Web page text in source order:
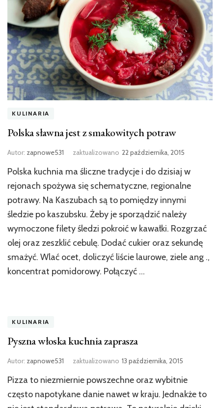
KULINARIA
Polska sławna jest z smakowitych potraw
Autor: zapnowe531 zaktualizowano 22 października, 2015
Polska kuchnia ma śliczne tradycje i do dzisiaj w
rejonach spożywa się schematyczne, regionalne
potrawy. Na Kaszubach są to pomiędzy innymi
śledzie po kaszubsku. Żeby je sporządzić należy
wymoczone filety śledzi pokroić w kawałki. Rozgrzać
olej oraz zeszklić cebulę. Dodać cukier oraz sekundę
smażyć. Wlać ocet, doliczyć liście laurowe, ziele ang .,
koncentrat pomidorowy. Połączyć …
KULINARIA
Pyszna włoska kuchnia zaprasza
Autor: zapnowe531 zaktualizowano 13 października, 2015
Pizza to niezmiernie powszechne oraz wybitnie
często napotykane danie nawet w kraju. Jednakże to